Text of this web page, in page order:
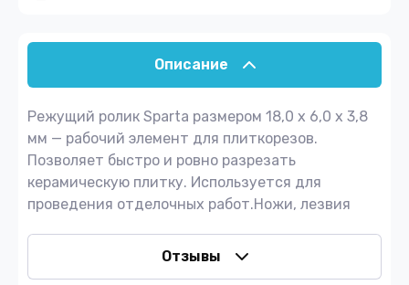
Описание
Режущий ролик Sparta размером 18,0 х 6,0 х 3,8
мм — рабочий элемент для плиткорезов.
Позволяет быстро и ровно разрезать
керамическую плитку. Используется для
проведения отделочных работ.Ножи, лезвия
Отзывы